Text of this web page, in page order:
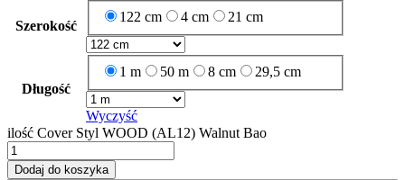
Szerokość
122 cm 4 cm 21 cm
Długość
1 m 50 m 8 cm 29,5 cm
Wyczyść
ilość Cover Styl WOOD (AL12) Walnut Bao
Dodaj do koszyka